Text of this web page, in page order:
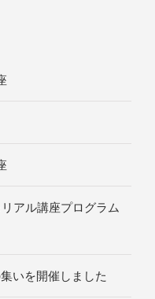
アル講座プログラム
いを開催しました